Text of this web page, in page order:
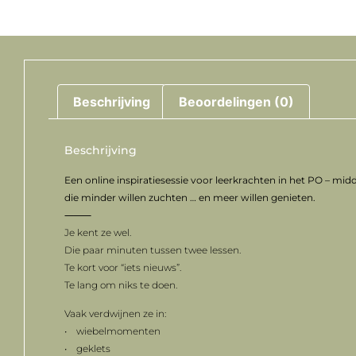
Beschrijving Beoordelingen (0)
Beschrijving
Een online inspiratiesessie voor leerkrachten in het PO –
die minder willen zuchten … en meer willen genieten.
⸻
Je kent ze wel.
Die paar minuten tussen twee lessen.
Te kort voor “iets nieuws”.
Te lang om niks te doen.
Vaak verdwijnen ze in:
• wiebelmomenten
• geklets